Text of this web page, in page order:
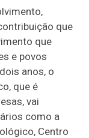
que
que
e povos
anos, o
que é
vai
como a
Centro